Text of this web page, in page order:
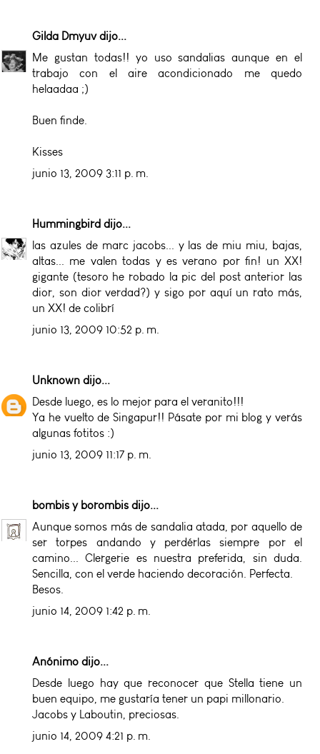
Gilda Dmyuvdijo...
Me gustan todas!! yo uso sandalias aunque en el
trabajo con el aire acondicionado me quedo
helaadaa ;)
Buen finde.
Kisses
junio 13, 2009 3:11 p. m.
Hummingbird dijo...
las azules de marc jacobs... y las de miu miu, bajas,
altas... me valen todas y es verano por fin! un XX!
gigante (tesoro he robado la pic del post anterior las
dior, son dior verdad?) y sigo por aquí un rato más,
un XX! de colibrí
junio 13, 2009 10:52 p. m.
Unknown dijo...
Desde luego, es lo mejor para el veranito!!!
Ya he vuelto de Singapur!! Pásate por mi blog y verás
algunas fotitos :)
junio 13, 2009 11:17 p. m.
bombis y borombis dijo...
Aunque somos más de sandalia atada, por aquello de
ser torpes andando y perdérlas siempre por el
camino... Clergerie es nuestra preferida, sin duda.
Sencilla, con el verde haciendo decoración. Perfecta.
Besos.
junio 14, 2009 1:42 p. m.
Anónimo dijo...
Desde luego hay que reconocer que Stella tiene un
buen equipo, me gustaría tener un papi millonario.
Jacobs y Laboutin, preciosas.
junio 14, 2009 4:21 p. m.